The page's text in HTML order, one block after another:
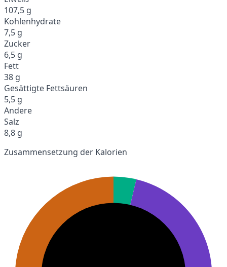
107,5 g
Kohlenhydrate
7,5 g
Zucker
6,5 g
Fett
38 g
Gesättigte Fettsäuren
5,5 g
Andere
Salz
8,8 g
Zusammensetzung der Kalorien